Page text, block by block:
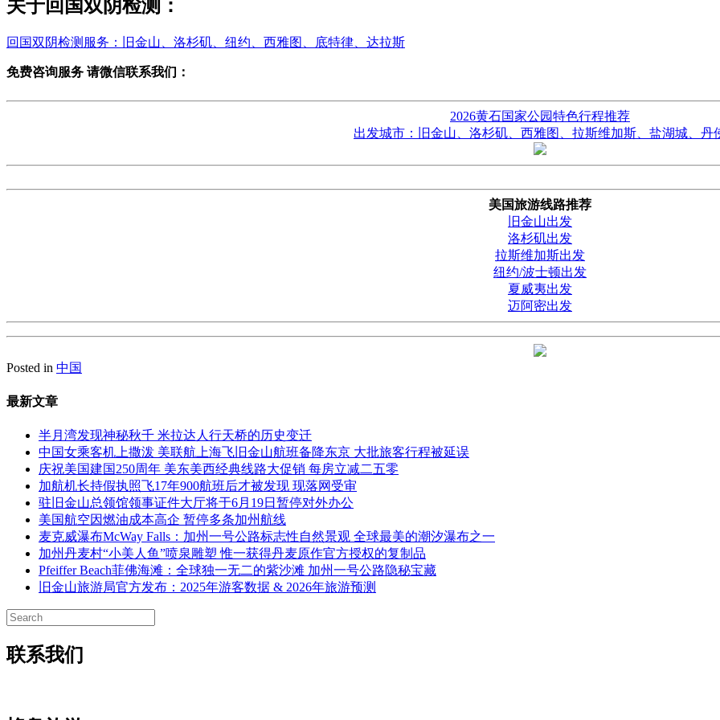
关于回国双阴检测：
回国双阴检测服务：旧金山、洛杉矶、纽约、西雅图、底特律、达拉斯
免费咨询服务 请微信联系我们：
2026黄石国家公园特色行程推荐
出发城市：旧金山、洛杉矶、西雅图、拉斯维加斯、盐湖城、丹
美国旅游线路推荐
旧金山出发
洛杉矶出发
拉斯维加斯出发
纽约/波士顿出发
夏威夷出发
迈阿密出发
Posted in 中国
最新文章
半月湾发现神秘秋千 米拉达人行天桥的历史变迁
中国女乘客机上撒泼 美联航上海飞旧金山航班备降东京 大批旅客行程被延误
庆祝美国建国250周年 美东美西经典线路大促销 每房立减二五零
加航机长持假执照飞17年900航班后才被发现 现落网受审
驻旧金山总领馆领事证件大厅将于6月19日暂停对外办公
美国航空因燃油成本高企 暂停多条加州航线
麦克威瀑布McWay Falls：加州一号公路标志性自然景观 全球最美的潮汐瀑布之一
加州丹麦村“小美人鱼”喷泉雕塑 惟一获得丹麦原作官方授权的复制品
Pfeiffer Beach菲佛海滩：全球独一无二的紫沙滩 加州一号公路隐秘宝藏
旧金山旅游局官方发布：2025年游客数据 & 2026年旅游预测
联系我们